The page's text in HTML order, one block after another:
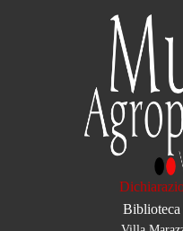
Biblioteca